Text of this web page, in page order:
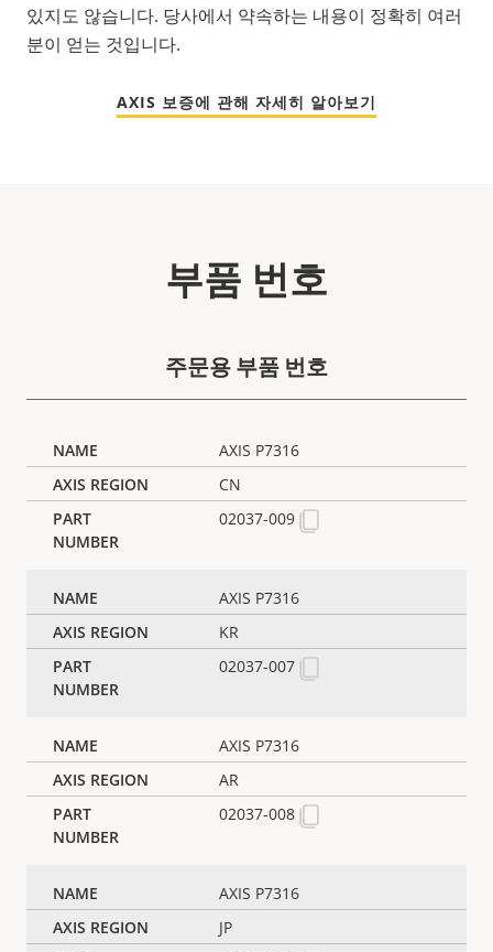
있지도 않습니다. 당사에서 약속하는 내용이 정확히 여러
분이 얻는 것입니다.
AXIS 보증에 관해 자세히 알아보기
부품 번호
주문용 부품 번호
AXIS P7316
CN
02037-009
AXIS P7316
KR
02037-007
AXIS P7316
AR
02037-008
AXIS P7316
JP